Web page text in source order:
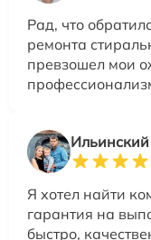
Рад, что
ремонта
превзошел мои
Я хотел найти
гарантия на
быстро,